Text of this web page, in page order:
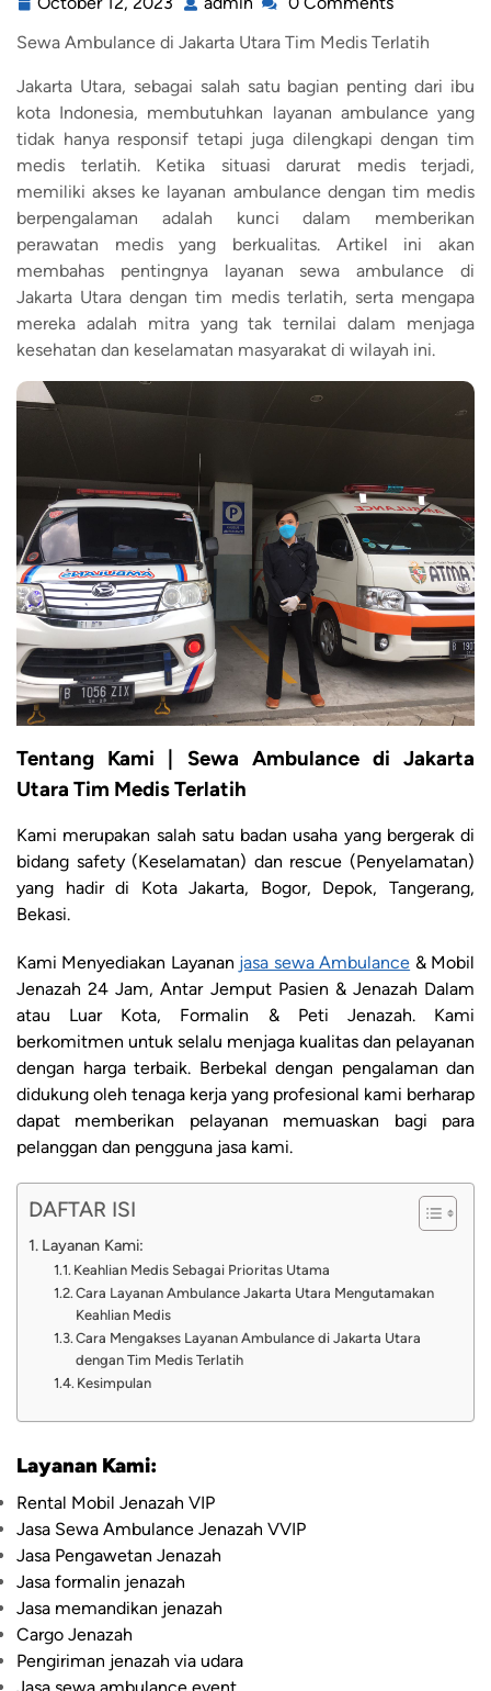
Sewa Ambulance di Jakarta Utara Tim Medis Terlatih
Jakarta Utara, sebagai salah satu bagian penting dari ibu
kota Indonesia, membutuhkan layanan ambulance yang
tidak hanya responsif tetapi juga dilengkapi dengan tim
medis terlatih. Ketika situasi darurat medis terjadi,
memiliki akses ke layanan ambulance dengan tim medis
berpengalaman adalah kunci dalam memberikan
perawatan medis yang berkualitas. Artikel ini akan
membahas pentingnya layanan sewa ambulance di
Jakarta Utara dengan tim medis terlatih, serta mengapa
mereka adalah mitra yang tak ternilai dalam menjaga
kesehatan dan keselamatan masyarakat di wilayah ini.
Tentang Kami | Sewa Ambulance di Jakarta
Utara Tim Medis Terlatih
Kami merupakan salah satu badan usaha yang bergerak di
bidang safety (Keselamatan) dan rescue (Penyelamatan)
yang hadir di Kota Jakarta, Bogor, Depok, Tangerang,
Bekasi.
Kami Menyediakan Layanan jasa sewa Ambulance & Mobil
Jenazah 24 Jam, Antar Jemput Pasien & Jenazah Dalam
atau Luar Kota, Formalin & Peti Jenazah. Kami
berkomitmen untuk selalu menjaga kualitas dan pelayanan
dengan harga terbaik. Berbekal dengan pengalaman dan
didukung oleh tenaga kerja yang profesional kami berharap
dapat memberikan pelayanan memuaskan bagi para
pelanggan dan pengguna jasa kami.
DAFTAR ISI
Layanan Kami:
Keahlian Medis Sebagai Prioritas Utama
Cara Layanan Ambulance Jakarta Utara Mengutamakan
Keahlian Medis
Cara Mengakses Layanan Ambulance di Jakarta Utara
dengan Tim Medis Terlatih
Kesimpulan
Layanan Kami:
Rental Mobil Jenazah VIP
Jasa Sewa Ambulance Jenazah VVIP
Jasa Pengawetan Jenazah
Jasa formalin jenazah
Jasa memandikan jenazah
Cargo Jenazah
Pengiriman jenazah via udara
Jasa sewa ambulance event